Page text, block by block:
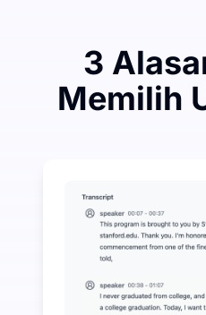
3
Memilih
UniScribe
Lebih Banyak Fitur AI
Secara otomatis